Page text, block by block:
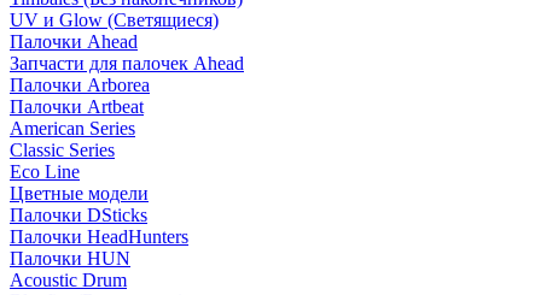
UV и Glow (Светящиеся)
Палочки Ahead
Запчасти для палочек Ahead
Палочки Arborea
Палочки Artbeat
American Series
Classic Series
Eco Line
Цветные модели
Палочки DSticks
Палочки HeadHunters
Палочки HUN
Acoustic Drum